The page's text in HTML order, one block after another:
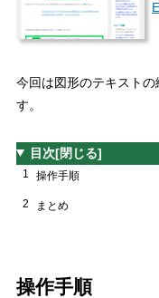
今回は図形のテキスト
す。
目次[閉じる]
1 操作手順
2 まとめ
操作手順